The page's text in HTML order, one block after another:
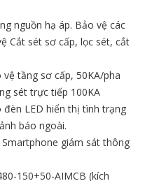
nguồn hạ áp. Bảo vệ các
Cắt sét sơ cấp, lọc sét, cắt
tầng sơ cấp, 50KA/pha
sét trực tiếp 100KA
đèn LED hiển thị tình trạng
báo ngoài.
giám sát thông
150+50-AIMCB (kích